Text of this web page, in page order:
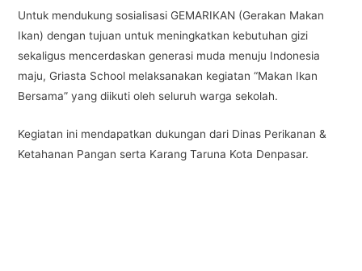
Untuk mendukung sosialisasi GEMARIKAN (Gerakan Makan
Ikan) dengan tujuan untuk meningkatkan kebutuhan gizi
sekaligus mencerdaskan generasi muda menuju Indonesia
maju, Griasta School melaksanakan kegiatan “Makan Ikan
Bersama” yang diikuti oleh seluruh warga sekolah.
Kegiatan ini mendapatkan dukungan dari Dinas Perikanan &
Ketahanan Pangan serta Karang Taruna Kota Denpasar.